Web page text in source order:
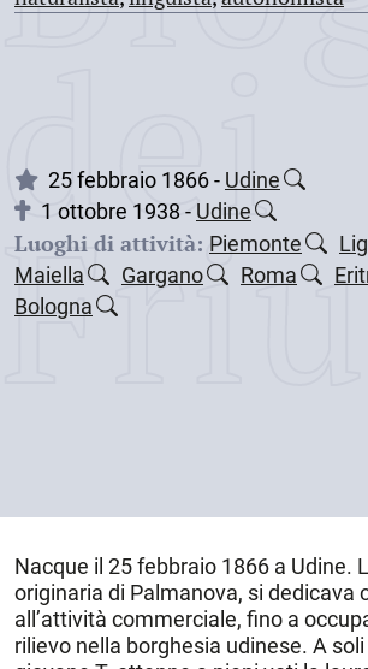
dei
25 febbraio 1866 - Udine
1 ottobre 1938 - Udine
Luoghi di attività: Piemonte
Maiella
Gargano Roma
Bologna
Nacque il 25 febbraio 1866 a Udine.
originaria di Palmanova, si dedicava
all’attività commerciale, fino a
rilievo nella borghesia udinese. A soli